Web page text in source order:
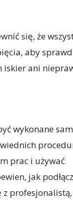
się, że
aby
ani
wykonane
prac i używać
jak
z